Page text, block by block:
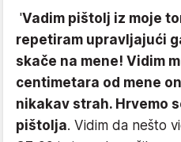
'Vadim pištolj iz moje
repetiram upravljajući
skače na mene! Vidim
centimetara od mene
nikakav strah. Hrvemo
pištolja. Vidim da nešto